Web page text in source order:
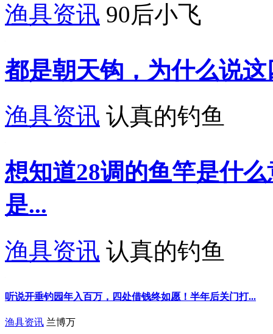
渔具资讯 90后小飞
都是朝天钩，为什么说
渔具资讯 认真的钓鱼
想知道28调的鱼竿是什
是...
渔具资讯 认真的钓鱼
听说开垂钓园年入百万，四处借钱终如愿！半年后关门打...
渔具资讯 兰博万